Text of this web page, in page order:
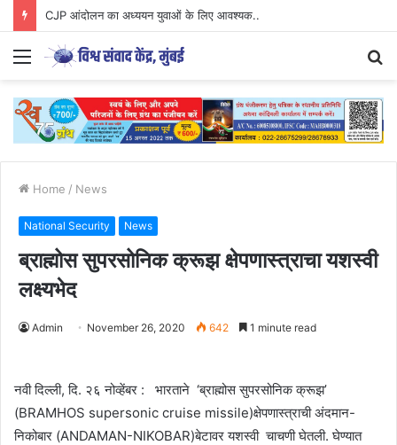
CJP आंदोलन का अध्ययन युवाओं के लिए आवश्यक..
Menu
Home / News
National Security News
ब्राह्मोस सुपरसोनिक क्रूझ क्षेपणास्त्राचा यशस्वी
लक्ष्यभेद
Admin November 26, 2020 642 1 minute read
नवी दिल्ली, दि. २६ नोव्हेंबर : भारताने ‘ब्राह्मोस सुपरसोनिक क्रूझ’
(BRAMHOS supersonic cruise missile)क्षेपणास्त्राची अंदमान-
निकोबार (ANDAMAN-NIKOBAR)बेटावर यशस्वी चाचणी घेतली. घेण्यात